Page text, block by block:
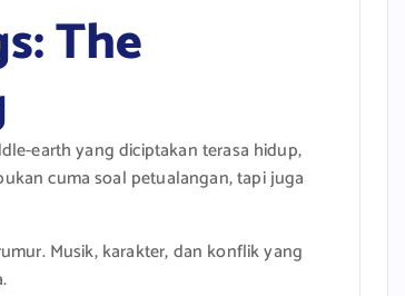
The
earth yang diciptakan terasa hidup,
cuma soal petualangan, tapi juga
Musik, karakter, dan konflik yang